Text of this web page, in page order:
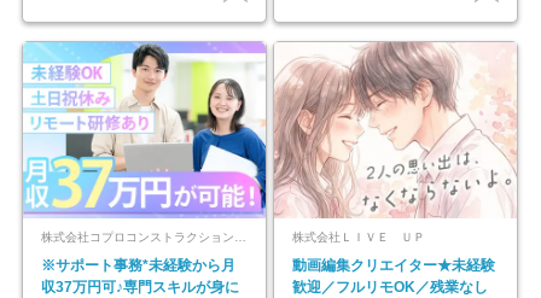
※サポート事務*未経験から月
収37万円可♪専門スキルが身に
株式会社ＬＩＶＥ ＵＰ
動画編集クリエイター★未経験
歓迎／フルリモOK／残業なし